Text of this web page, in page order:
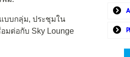
บบกลุ่ม, ประชุมใน
มต่อกับ Sky Lounge